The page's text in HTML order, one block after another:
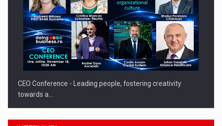
CEO Conference - Leading people, fostering creativity
towards a…